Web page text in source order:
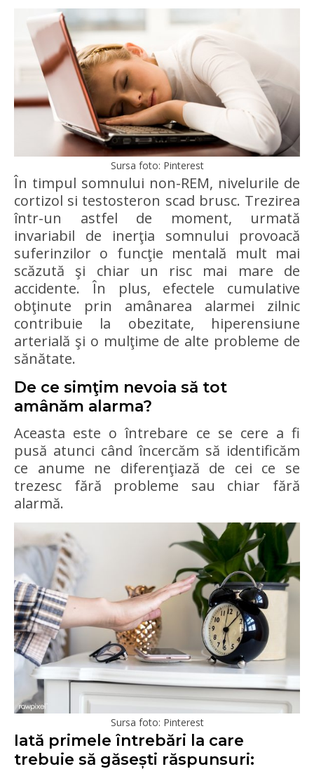
Sursa foto: Pinterest
În timpul somnului non-REM, nivelurile de
cortizol si testosteron scad brusc. Trezirea
într-un astfel de moment, urmată
invariabil de inerţia somnului provoacă
suferinzilor o funcţie mentală mult mai
scăzută şi chiar un risc mai mare de
accidente. În plus, efectele cumulative
obţinute prin amânarea alarmei zilnic
contribuie la obezitate, hiperensiune
arterială şi o mulţime de alte probleme de
sănătate.
De ce simţim nevoia să tot
amânăm alarma?
Aceasta este o întrebare ce se cere a fi
pusă atunci când încercăm să identificăm
ce anume ne diferenţiază de cei ce se
trezesc fără probleme sau chiar fără
alarmă.
Sursa foto: Pinterest
Iată primele întrebări la care
trebuie să găsești răspunsuri: